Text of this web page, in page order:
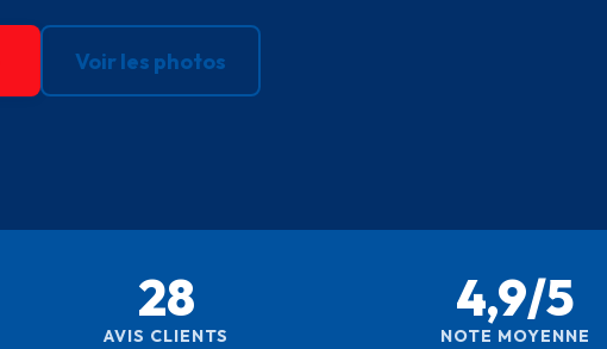
Voir les photos
28
AVIS CLIENTS
4,9/5
NOTE MOYENNE